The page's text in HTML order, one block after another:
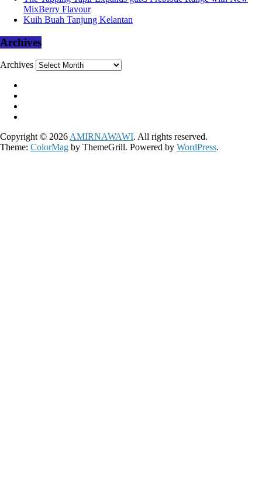
MixBerry Flavour
Kuih Buah Tanjung Kelantan
Archives
Archives
Copyright © 2026 AMIRNAWAWI. All rights reserved.
Theme: ColorMag by ThemeGrill. Powered by WordPress.